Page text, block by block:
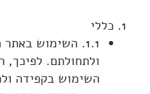
כללי
1.1. השימוש
ולתחולתם. לפיכך,
השימוש בקפידה